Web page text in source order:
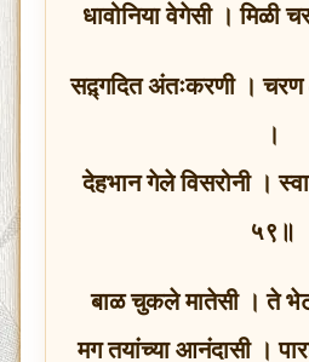
धावोनिया वेगेसी । मिळी
सद़्गदित अंतःकरणी । चरण
।
देहभान गेले विसरोनी ।
५९॥
बाळ चुकले मातेसी । ते
मग तयांच्या आनंदासी ।